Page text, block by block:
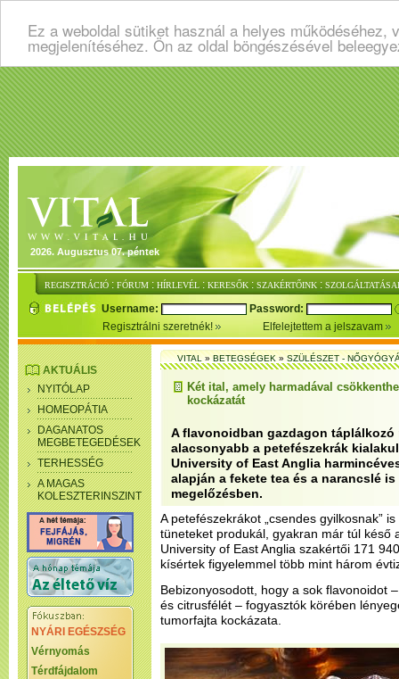
Ez a weboldal sütiket használ a helyes
megjelenítéséhez. Ön az oldal böngészésével
2026. Augusztus 07. péntek
REGISZTRÁCIÓ : FÓRUM : HÍRLEVÉL : KERESŐK : SZAKÉRTŐINK :
Username:
Password:
Regisztrálni szeretnék!
Elfelejtettem a jelszavam
AKTUÁLIS
NYITÓLAP
HOMEOPÁTIA
DAGANATOS
MEGBETEGEDÉSEK
TERHESSÉG
A MAGAS
KOLESZTERINSZINT
NYÁRI EGÉSZSÉG
Vérnyomás
Térdfájdalom
VITAL»BETEGSÉGEK»SZÜLÉSZET -
Két ital, amely harmadával
kockázatát
A flavonoidban gazdagon
alacsonyabb a petefészekrák
University of East Anglia
alapján a fekete tea és a narancslé
megelőzésben.
A petefészekrákot „csendes gyilkosnak”
tüneteket produkál, gyakran már túl késő
University of East Anglia szakértői 171
kísértek figyelemmel több mint három
Bebizonyosodott, hogy a sok flavonoidot
és citrusfélét – fogyasztók körében
tumorfajta kockázata.